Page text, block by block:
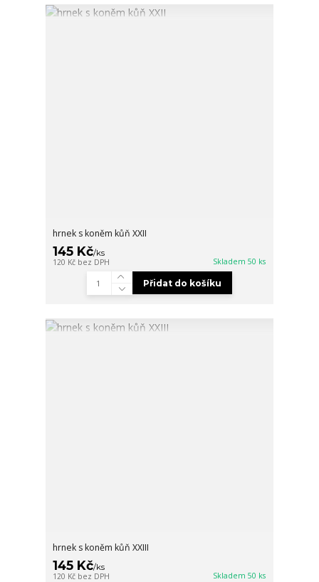
hrnek s koněm kůň XXII
145 Kč/ks
120 Kč bez DPH Skladem 50 ks
Přidat do košíku
hrnek s koněm kůň XXIII
145 Kč/ks
120 Kč bez DPH Skladem 50 ks